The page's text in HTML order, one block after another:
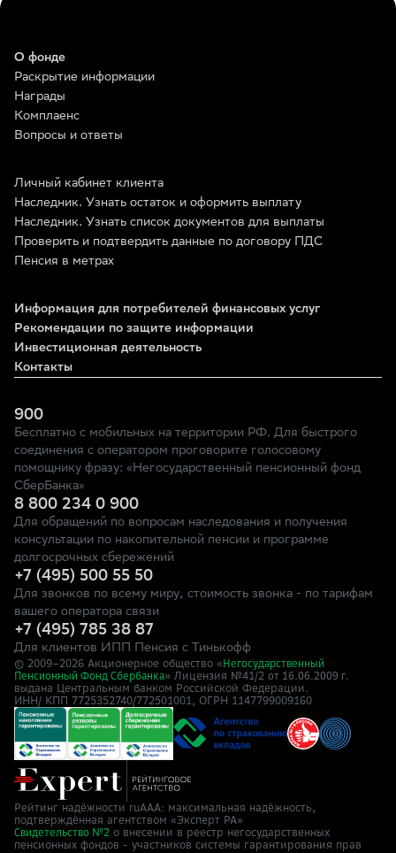
О фонде
Раскрытие информации
Награды
Комплаенс
Вопросы и ответы
Личный кабинет клиента
Наследник. Узнать остаток и оформить выплату
Наследник. Узнать список документов для выплаты
Проверить и подтвердить данные по договору ПДС
Пенсия в метрах
Информация для потребителей финансовых услуг
Рекомендации по защите информации
Инвестиционная деятельность
Контакты
900
Бесплатно с мобильных на территории РФ. Для быстрого
соединения с оператором проговорите голосовому
помощнику фразу: «Негосударственный пенсионный фонд
СберБанка»
8 800 234 0 900
Для обращений по вопросам наследования и получения
консультации по накопительной пенсии и программе
долгосрочных сбережений
+7 (495) 500 55 50
Для звонков по всему миру, стоимость звонка - по тарифам
вашего оператора связи
+7 (495) 785 38 87
Для клиентов ИПП Пенсия с Тинькофф
© 2009–2026 Акционерное общество « Негосударственный
Пенсионный Фонд Сбербанка» Лицензия №41/2 от 16.06.2009 г.
выдана Центральным банком Российской Федерации.
ИНН/ КПП 7725352740/772501001, ОГРН 1147799009160
Рейтинг надёжности ruAAA: максимальная надёжность,
подтверждённая агентством «Эксперт РА»
Свидетельство №2 о внесении в реестр негосударственных
пенсионных фондов - участников системы гарантирования прав